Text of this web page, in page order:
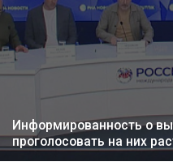
Информированность о
проголосовать на них